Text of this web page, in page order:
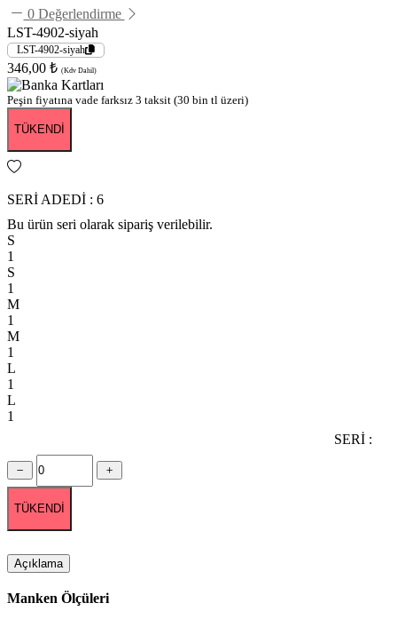
0 Değerlendirme
LST-4902-siyah
LST-4902-siyah
346,00 ₺ (Kdv Dahil)
Peşin fiyatına vade farksız 3 taksit (30 bin tl üzeri)
TÜKENDİ
SERİ ADEDİ : 6
Bu ürün seri olarak sipariş verilebilir.
S
1
S
1
M
1
M
1
L
1
L
1
SERİ :
TÜKENDİ
Açıklama
Manken Ölçüleri